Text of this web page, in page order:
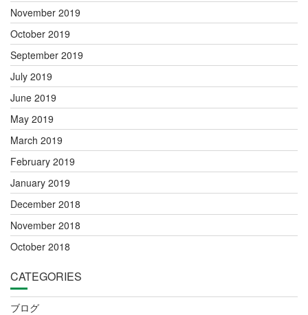
November 2019
October 2019
September 2019
July 2019
June 2019
May 2019
March 2019
February 2019
January 2019
December 2018
November 2018
October 2018
CATEGORIES
ブログ